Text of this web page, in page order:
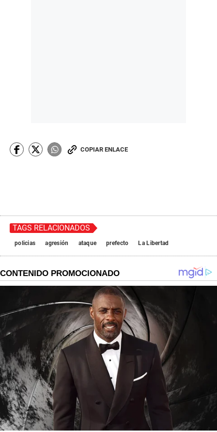
COPIAR ENLACE
TAGS RELACIONADOS
policias agresión ataque prefecto La Libertad